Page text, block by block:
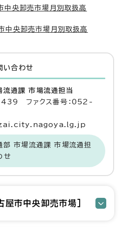
央卸売市場月別取扱高
央卸売市場月別取扱高
い合わせ
流通課 市場流通担当
ファクス番号：052-
部 市場流通課 市場流通担
せ
屋市中央卸売市場］